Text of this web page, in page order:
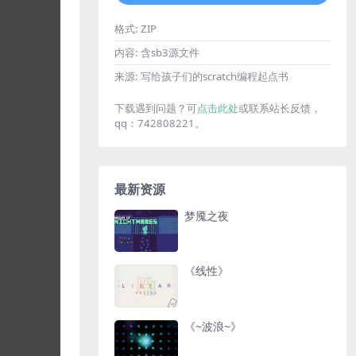
格式: ZIP
内容: 含sb3源文件
来源: 写给孩子们的scratch编程起点书
下载遇到问题？可点击此处或联系站长反馈，
qq：742808221。
最新资源
梦魇之夜
《线性》
《~波浪~》